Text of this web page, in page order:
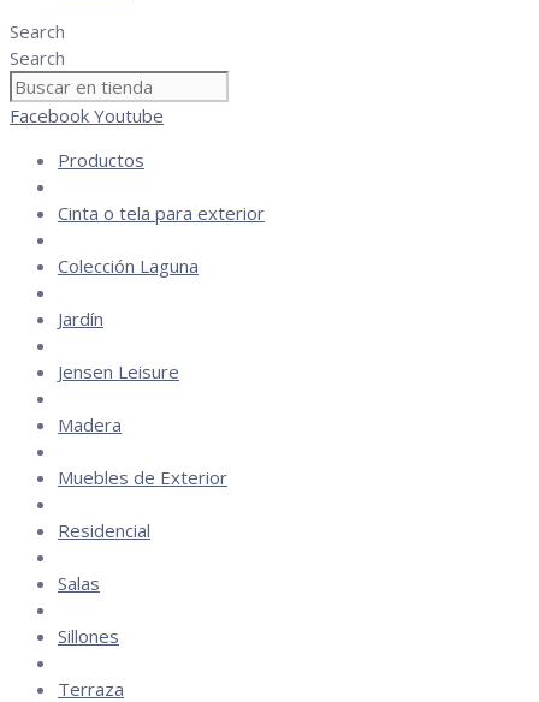
Search
Search
Facebook Youtube
Productos
Cinta o tela para exterior
Colección Laguna
Jardín
Jensen Leisure
Madera
Muebles de Exterior
Residencial
Salas
Sillones
Terraza